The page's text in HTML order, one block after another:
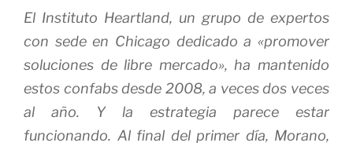
El Instituto Heartland, un grupo de expertos
con sede en Chicago dedicado a «promover
soluciones de libre mercado», ha mantenido
estos confabs desde 2008, a veces dos veces
al año.
Y la estrategia parece estar
funcionando. Al final del primer día, Morano,